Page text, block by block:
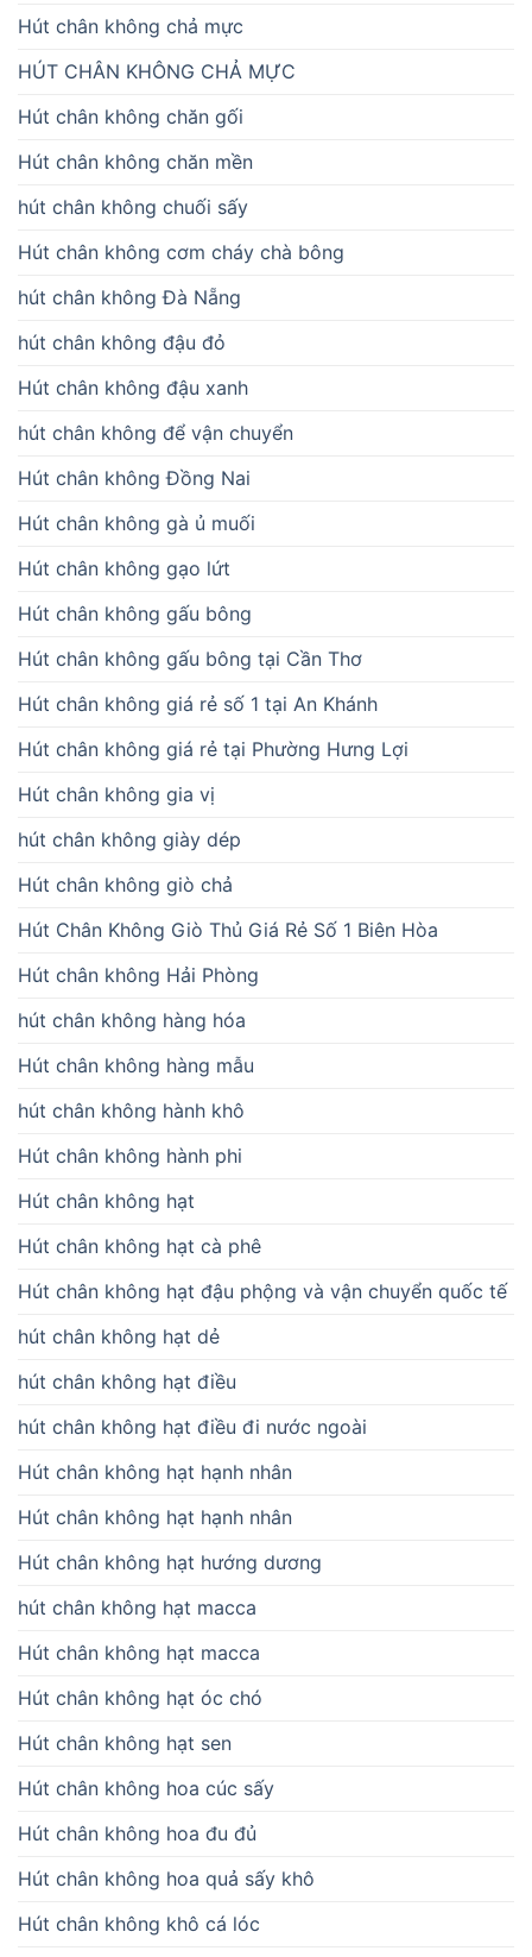
Hút chân không chả mực
HÚT CHÂN KHÔNG CHẢ MỰC
Hút chân không chăn gối
Hút chân không chăn mền
hút chân không chuối sấy
Hút chân không cơm cháy chà bông
hút chân không Đà Nẵng
hút chân không đậu đỏ
Hút chân không đậu xanh
hút chân không để vận chuyển
Hút chân không Đồng Nai
Hút chân không gà ủ muối
Hút chân không gạo lứt
Hút chân không gấu bông
Hút chân không gấu bông tại Cần Thơ
Hút chân không giá rẻ số 1 tại An Khánh
Hút chân không giá rẻ tại Phường Hưng Lợi
Hút chân không gia vị
hút chân không giày dép
Hút chân không giò chả
Hút Chân Không Giò Thủ Giá Rẻ Số 1 Biên Hòa
Hút chân không Hải Phòng
hút chân không hàng hóa
Hút chân không hàng mẫu
hút chân không hành khô
Hút chân không hành phi
Hút chân không hạt
Hút chân không hạt cà phê
Hút chân không hạt đậu phộng và vận chuyển quốc tế
hút chân không hạt dẻ
hút chân không hạt điều
hút chân không hạt điều đi nước ngoài
Hút chân không hạt hạnh nhân
Hút chân không hạt hạnh nhân
Hút chân không hạt hướng dương
hút chân không hạt macca
Hút chân không hạt macca
Hút chân không hạt óc chó
Hút chân không hạt sen
Hút chân không hoa cúc sấy
Hút chân không hoa đu đủ
Hút chân không hoa quả sấy khô
Hút chân không khô cá lóc